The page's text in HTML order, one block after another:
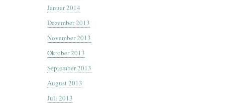
Januar 2014
Dezember 2013
November 2013
Oktober 2013
September 2013
August 2013
Juli 2013